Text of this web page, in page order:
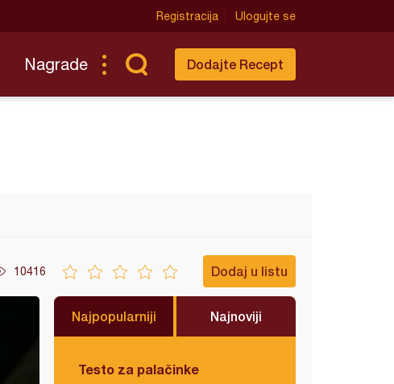
Registracija Ulogujte se
Nagrade Dodajte Recept
10416 Dodaj u listu
Najpopularniji Najnoviji
Testo za palačinke